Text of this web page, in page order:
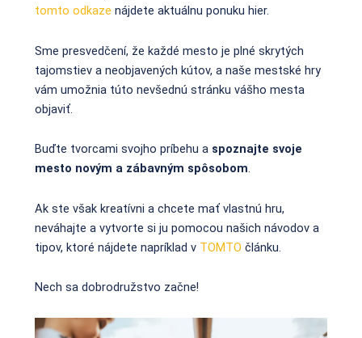
tomto odkaze nájdete aktuálnu ponuku hier.
Sme presvedčení, že každé mesto je plné skrytých
tajomstiev a neobjavených kútov, a naše mestské hry
vám umožnia túto nevšednú stránku vášho mesta
objaviť.
Buďte tvorcami svojho príbehu a spoznajte svoje
mesto novým a zábavným spôsobom.
Ak ste však kreatívni a chcete mať vlastnú hru,
neváhajte a vytvorte si ju pomocou našich návodov a
tipov, ktoré nájdete napríklad v TOMTO článku.
Nech sa dobrodružstvo začne!